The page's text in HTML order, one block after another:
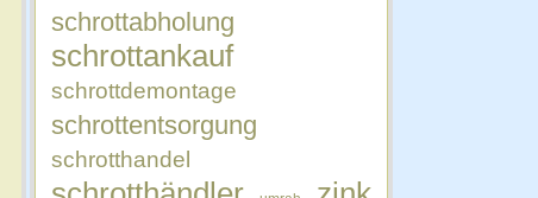
schrottabholung
schrottankauf
schrottdemontage
schrottentsorgung
schrotthandel